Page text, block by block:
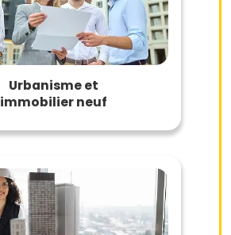
Urbanisme et
immobilier neuf